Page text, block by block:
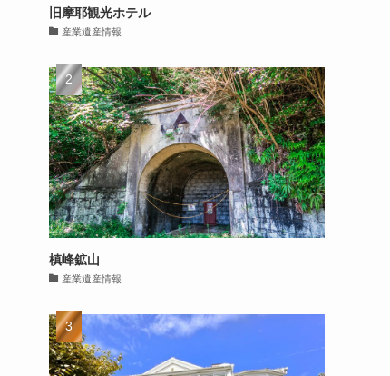
旧摩耶観光ホテル
産業遺産情報
槙峰鉱山
産業遺産情報